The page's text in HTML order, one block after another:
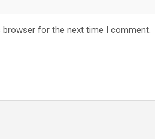
browser for the next time I comment.